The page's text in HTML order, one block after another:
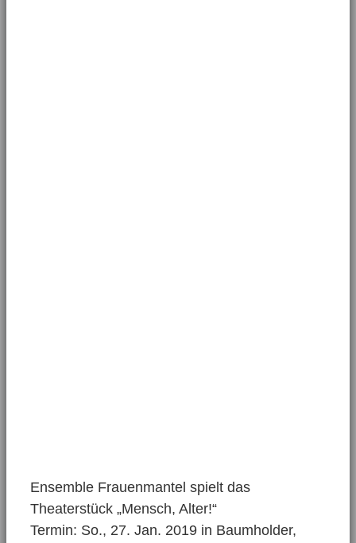
Ensemble Frauenmantel spielt das
Theaterstück „Mensch, Alter!“
Termin: So., 27. Jan. 2019 in Baumholder,